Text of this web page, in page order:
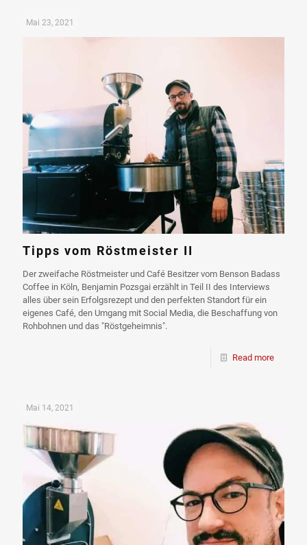
Mai 23, 2021
Tipps vom Röstmeister II
Der zweifache Röstmeister und Café Besitzer vom Benson Badass
Coffee in Köln, Benjamin Pozsgai erzählt in Teil II des Interviews
alles über sein Erfolgsrezept und den perfekten Standort für ein
eigenes Café, den Umgang mit Social Media, die Beschaffung von
Rohbohnen und das "Röstgeheimnis".
Read more
Mai 14, 2021